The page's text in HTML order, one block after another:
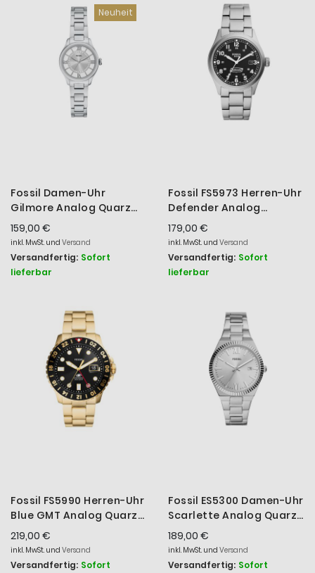
Neuheit
Fossil Damen-Uhr
Gilmore Analog Quarz
Edelstahl-Armband
ES5419
159,00 €
inkl. MwSt. und Versand
Versandfertig: Sofort
lieferbar
Fossil FS5973 Herren-Uhr
Defender Analog
Solarwerk Edelstahl-
Band Ø 40 mm
179,00 €
inkl. MwSt. und Versand
Versandfertig: Sofort
lieferbar
Fossil FS5990 Herren-Uhr
Blue GMT Analog Quarz
Edelstahl-Band Gold-
Ton Ø 46 mm
219,00 €
inkl. MwSt. und Versand
Versandfertig: Sofort
Fossil ES5300 Damen-Uhr
Scarlette Analog Quarz
mit Edelstahl-Armband
Ø 38 mm
189,00 €
inkl. MwSt. und Versand
Versandfertig: Sofort